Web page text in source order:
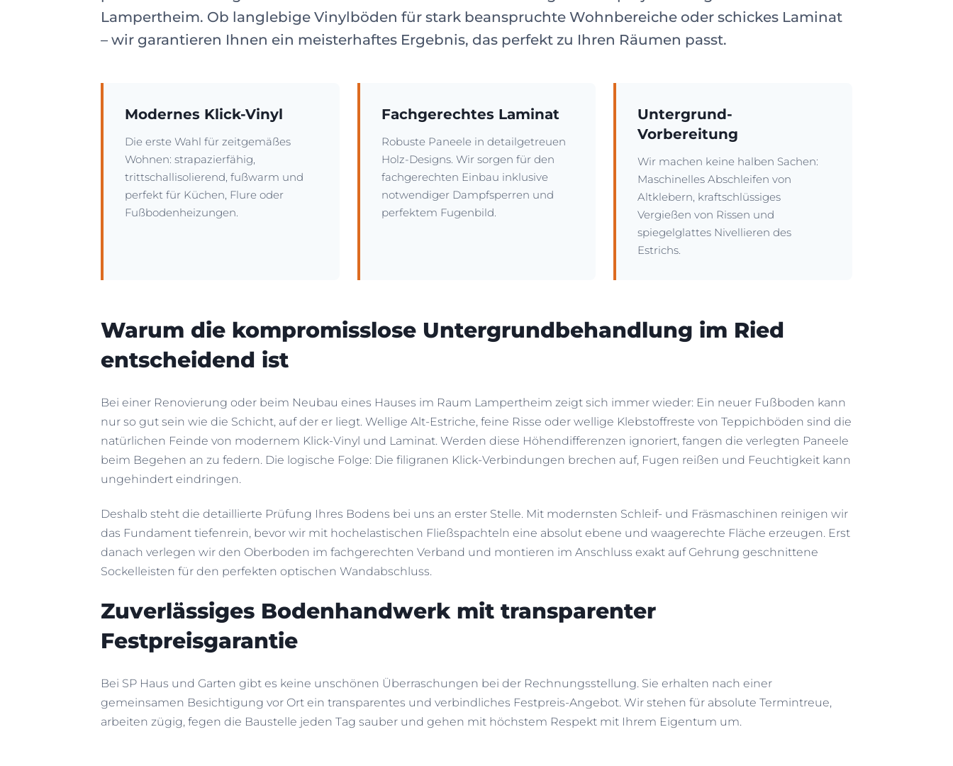
Lampertheim. Ob langlebige Vinylböden für stark beanspruchte Wohnbereiche oder schickes Laminat
– wir garantieren Ihnen ein meisterhaftes Ergebnis, das perfekt zu Ihren Räumen passt.
Modernes Klick-Vinyl
Die erste Wahl für zeitgemäßes
Wohnen: strapazierfähig,
trittschallisolierend, fußwarm und
perfekt für Küchen, Flure oder
Fußbodenheizungen.
Fachgerechtes Laminat
Robuste Paneele in detailgetreuen
Holz-Designs. Wir sorgen für den
fachgerechten Einbau inklusive
notwendiger Dampfsperren und
perfektem Fugenbild.
Untergrund-
Vorbereitung
Wir machen keine halben Sachen:
Maschinelles Abschleifen von
Altklebern, kraftschlüssiges
Vergießen von Rissen und
spiegelglattes Nivellieren des
Estrichs.
Warum die kompromisslose Untergrundbehandlung im Ried
entscheidend ist
Bei einer Renovierung oder beim Neubau eines Hauses im Raum Lampertheim zeigt sich immer wieder: Ein neuer Fußboden kann
nur so gut sein wie die Schicht, auf der er liegt. Wellige Alt-Estriche, feine Risse oder wellige Klebstoffreste von Teppichböden sind die
natürlichen Feinde von modernem Klick-Vinyl und Laminat. Werden diese Höhendifferenzen ignoriert, fangen die verlegten Paneele
beim Begehen an zu federn. Die logische Folge: Die filigranen Klick-Verbindungen brechen auf, Fugen reißen und Feuchtigkeit kann
ungehindert eindringen.
Deshalb steht die detaillierte Prüfung Ihres Bodens bei uns an erster Stelle. Mit modernsten Schleif- und Fräsmaschinen reinigen wir
das Fundament tiefenrein, bevor wir mit hochelastischen Fließspachteln eine absolut ebene und waagerechte Fläche erzeugen. Erst
danach verlegen wir den Oberboden im fachgerechten Verband und montieren im Anschluss exakt auf Gehrung geschnittene
Sockelleisten für den perfekten optischen Wandabschluss.
Zuverlässiges Bodenhandwerk mit transparenter
Festpreisgarantie
Bei SP Haus und Garten gibt es keine unschönen Überraschungen bei der Rechnungsstellung. Sie erhalten nach einer
gemeinsamen Besichtigung vor Ort ein transparentes und verbindliches Festpreis-Angebot. Wir stehen für absolute Termintreue,
arbeiten zügig, fegen die Baustelle jeden Tag sauber und gehen mit höchstem Respekt mit Ihrem Eigentum um.